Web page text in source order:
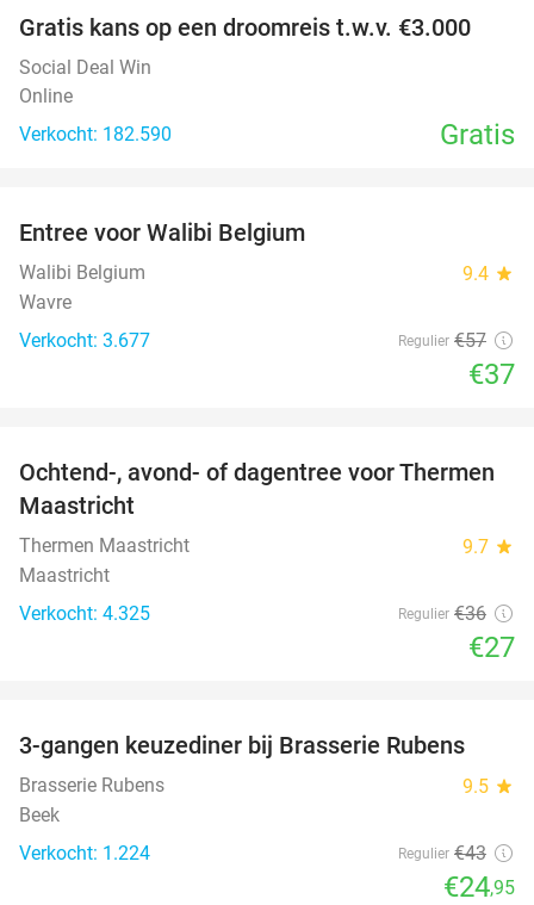
Gratis kans op een droomreis t.w.v. €3.000
Social Deal Win
Online
Verkocht: 182.590
Gratis
Entree voor Walibi Belgium
Walibi Belgium 9.4 star
Wavre
Verkocht: 3.677
Regulier €57
€37
25%
Ochtend-, avond- of dagentree voor Thermen
Maastricht
Thermen Maastricht 9.7 star
Maastricht
Verkocht: 4.325
Regulier €36
€27
42%
3-gangen keuzediner bij Brasserie Rubens
Brasserie Rubens 9.5 star
Beek
Verkocht: 1.224
Regulier €43
€24,95